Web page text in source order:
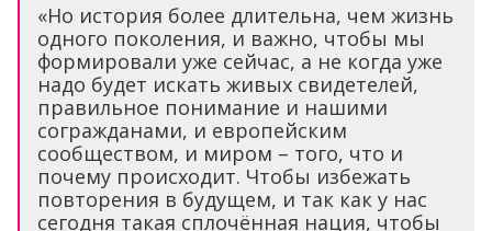
«Но история более длительна, чем жизнь
одного поколения, и важно, чтобы мы
формировали уже сейчас, а не когда уже
надо будет искать живых свидетелей,
правильное понимание и нашими
согражданами, и европейским
сообществом, и миром – того, что и
почему происходит. Чтобы избежать
повторения в будущем, и так как у нас
сегодня такая сплочённая нация, чтобы